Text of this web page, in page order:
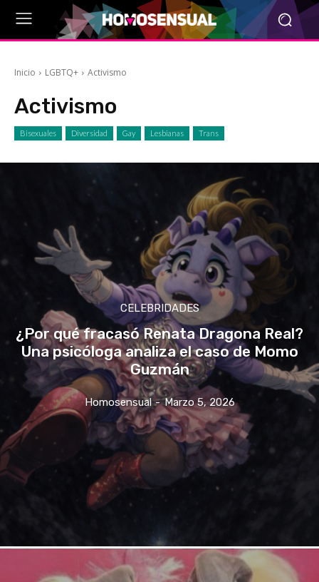
Inicio LGBTQ+ Activismo
Activismo
Bisexuales Diversidad Gay Lesbianas Trans
CELEBRIDADES
¿Por qué fracasó Renata Dragona Real?
Una psicóloga analiza el caso de Momo
Guzmán
Homosensual - Marzo 5, 2026